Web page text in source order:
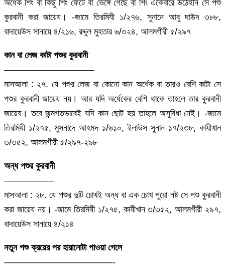
অর্ধেক শিং বা কিছু শিং ফেটে বা ভেঙ্গে গেছে বা শিং একেবারে উঠেইনি সে পশু
কুরবানী করা জায়েয। -জামে তিরমিযী ১/২৭৬, সুনানে আবু দাউদ ৩৮৮,
বাদায়েউস সানায়ে ৪/২১৬, রদ্দুল মুহতার ৬/৩২৪, আলমগীরী ৫/২৯৭
কান বা লেজ কাটা পশুর কুরবানী
——————————
মাসআলা : ২৭. যে পশুর লেজ বা কোনো কান অর্ধেক বা তারও বেশি কাটা সে
পশুর কুরবানী জায়েয নয়। আর যদি অর্ধেকের বেশি থাকে তাহলে তার কুরবানী
জায়েয। তবে জন্মগতভাবেই যদি কান ছোট হয় তাহলে অসুবিধা নেই। -জামে
তিরমিযী ১/২৭৫, মুসনাদে আহমদ ১/৬১০, ইলাউস সুনান ১৭/২৩৮, কাযীখান
৩/৩৫২, আলমগীরী ৫/২৯৭-২৯৮
অন্ধ পশুর কুরবানী
—————–
মাসআলা : ২৮. যে পশুর দুটি চোখই অন্ধ বা এক চোখ পুরো নষ্ট সে পশু কুরবানী
করা জায়েয নয়। -জামে তিরমিযী ১/২৭৫, কাযীখান ৩/৩৫২, আলমগীরী ২৯৭,
বাদায়েউস সানায়ে ৪/২১৪
নতুন পশু ক্রয়ের পর হারানোটা পাওয়া গেলে
————————————-